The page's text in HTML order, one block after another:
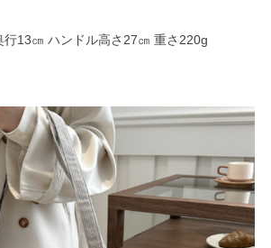
13㎝ ハンドル高さ27㎝ 重さ220g